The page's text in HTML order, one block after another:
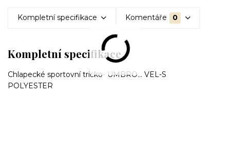
Kompletní specifikace Komentáře 0
Kompletní specifikace
Chlapecké sportovní tričko- UMBRO... VEL-S
POLYESTER